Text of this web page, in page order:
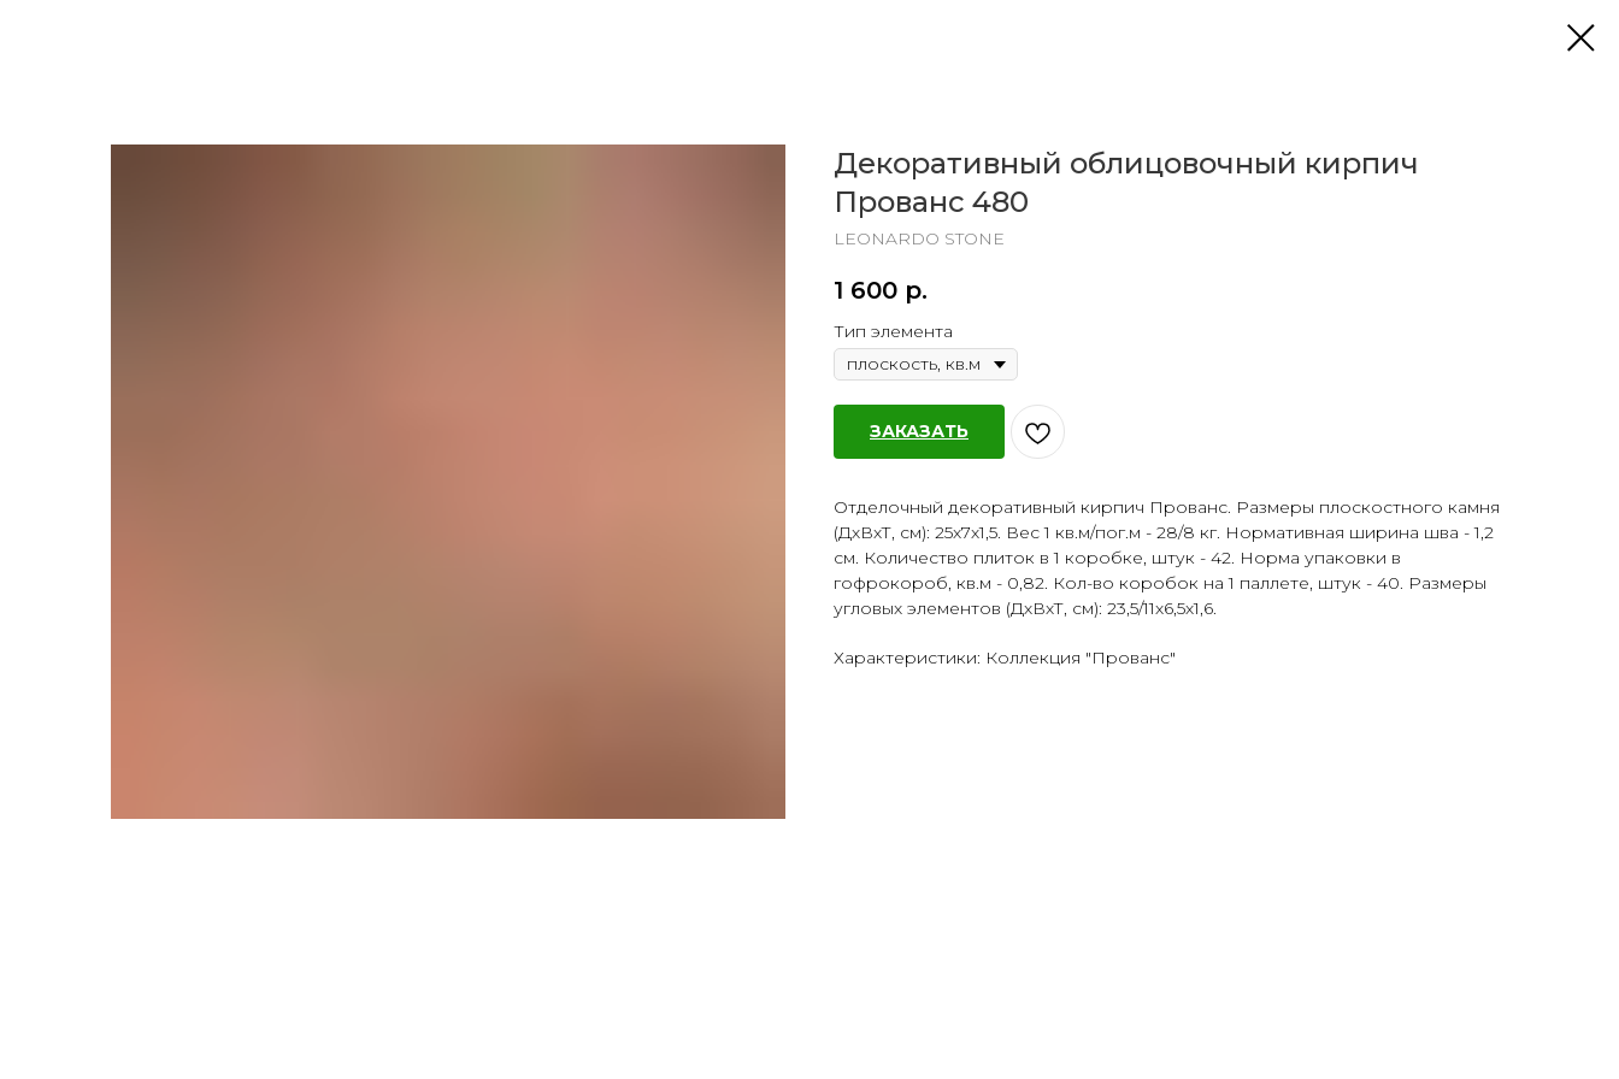
Декоративный облицовочный кирпич
Прованс 480
LEONARDO STONE
1 600 р.
Тип элемента
ЗАКАЗАТЬ
Отделочный декоративный кирпич Прованс. Размеры плоскостного камня
(ДхВхТ, см): 25х7х1,5. Вес 1 кв.м/пог.м - 28/8 кг. Нормативная ширина шва - 1,2
см. Количество плиток в 1 коробке, штук - 42. Норма упаковки в
гофрокороб, кв.м - 0,82. Кол-во коробок на 1 паллете, штук - 40. Размеры
угловых элементов (ДхВхТ, см): 23,5/11х6,5х1,6.
Характеристики: Коллекция "Прованс"